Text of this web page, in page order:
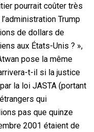
pourrait coûter très
Trump
de dollars de
aux États-Unis ? »,
pose la même
t-il si la justice
la loi JASTA (portant
qui
pas que quinze
2001 étaient de